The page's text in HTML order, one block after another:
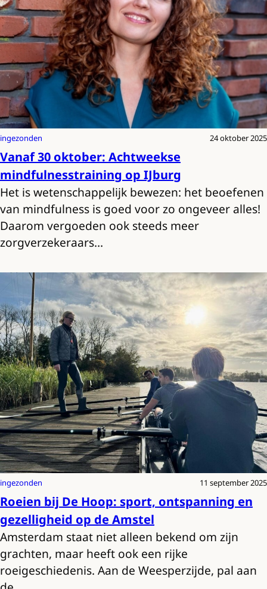
ingezonden 24 oktober 2025
Vanaf 30 oktober: Achtweekse
mindfulnesstraining op IJburg
Het is wetenschappelijk bewezen: het beoefenen
van mindfulness is goed voor zo ongeveer alles!
Daarom vergoeden ook steeds meer
zorgverzekeraars…
ingezonden 11 september 2025
Roeien bij De Hoop: sport, ontspanning en
gezelligheid op de Amstel
Amsterdam staat niet alleen bekend om zijn
grachten, maar heeft ook een rijke
roeigeschiedenis. Aan de Weesperzijde, pal aan